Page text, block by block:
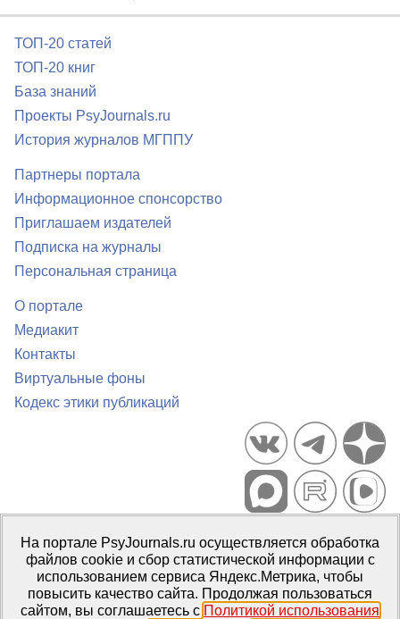
ТОП-20 статей
ТОП-20 книг
База знаний
Проекты PsyJournals.ru
История журналов МГППУ
Партнеры портала
Информационное спонсорство
Приглашаем издателей
Подписка на журналы
Персональная страница
О портале
Медиакит
Контакты
Виртуальные фоны
Кодекс этики публикаций
Портал психологических изданий PsyJournals.ru, 2007–2026
Правила использования материалов
Свидетельство регистрации СМИЭл № ФС77-66447 от 14 июля
2016 г.
Издатель: ФГБОУ ВО МГППУ
На портале PsyJournals.ru осуществляется обработка
файлов cookie и сбор статистической информации с
использованием сервиса Яндекс.Метрика, чтобы
повысить качество сайта. Продолжая пользоваться
сайтом, вы соглашаетесь с Политикой использования